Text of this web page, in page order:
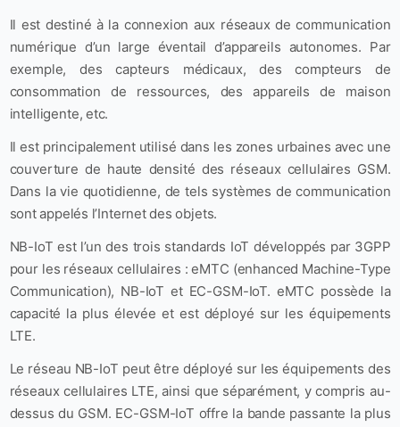
Il est destiné à la connexion aux réseaux de communication
numérique d’un large éventail d’appareils autonomes. Par
exemple, des capteurs médicaux, des compteurs de
consommation de ressources, des appareils de maison
intelligente, etc.
Il est principalement utilisé dans les zones urbaines avec une
couverture de haute densité des réseaux cellulaires GSM.
Dans la vie quotidienne, de tels systèmes de communication
sont appelés l’Internet des objets.
NB-IoT est l’un des trois standards IoT développés par 3GPP
pour les réseaux cellulaires : eMTC (enhanced Machine-Type
Communication), NB-IoT et EC-GSM-IoT. eMTC possède la
capacité la plus élevée et est déployé sur les équipements
LTE.
Le réseau NB-IoT peut être déployé sur les équipements des
réseaux cellulaires LTE, ainsi que séparément, y compris au-
dessus du GSM. EC-GSM-IoT offre la bande passante la plus